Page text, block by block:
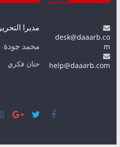
desk@daaarb.co
m
help@daaarb.com
مديرا التحرير
محمد جودة
حنان فكري